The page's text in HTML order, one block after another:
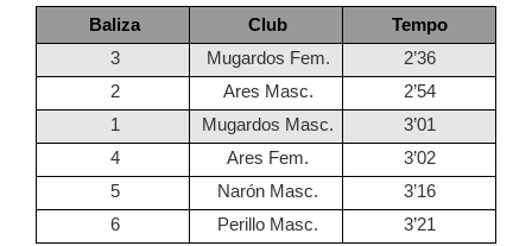
Baliza Club
Tempo
3
Mugardos Fem.
2’36
2
Ares Masc.
2’54
1
Mugardos Masc.
3’01
4
Ares Fem.
3’02
5
Narón Masc.
3’16
6
Perillo Masc. 3’21